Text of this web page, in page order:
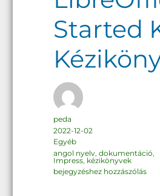
Started
Szerző
peda
Közzétéve
2022-12-02
Kategória
Egyéb
Címke
angol nyelv ,dokumentáció
Impress kézikönyvek
LibreOffice
dokumentáció: Getting
bejegyzéshez hozzászólás